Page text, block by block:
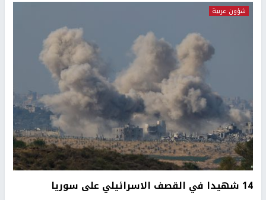
شؤون عربية
14 شهيدا في القصف الاسرائيلي على سوريا